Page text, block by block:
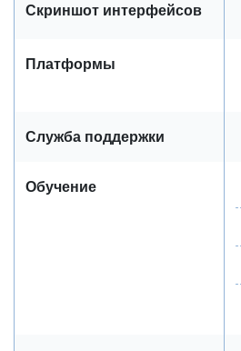
Скриншот интерфейсов
Платформы
Служба поддержки
Обучение